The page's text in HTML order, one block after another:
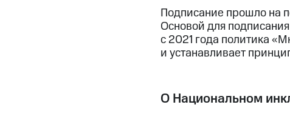
Подписание прошло на
Основой для
с 2021 года политика
и устанавливает
О Национальном